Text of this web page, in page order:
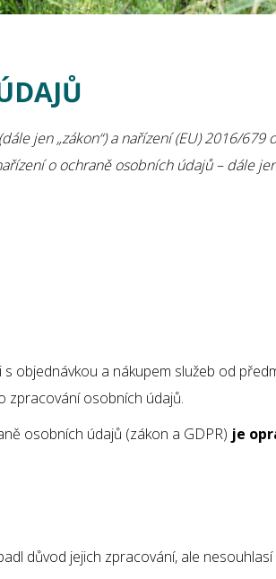
jen „zákon“) a nařízení (EU) 2016/679
o ochraně osobních údajů – dále jen
objednávkou a nákupem služeb od
zpracování osobních údajů.
osobních údajů (zákon a GDPR) je
důvod jejich zpracování, ale nesouhlasí